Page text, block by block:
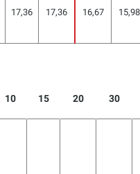
17,36 17,36 16,67 15,98
10 15 20 30